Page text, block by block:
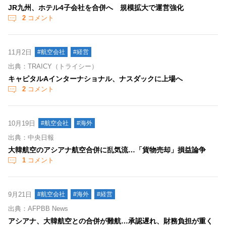
JR九州、ホテル4子会社を合併へ 規模拡大で運営強化
2 コメント
11月2日 #航空会社 #経営
出典：TRAICY（トライシー）
キャピタルAインターナショナル、ナスダックに上場へ
2 コメント
10月19日 #航空会社 #海外
出典：中央日報
大韓航空のアシアナ航空合併に乱気流…「貨物売却」損益論争
1 コメント
9月21日 #航空会社 #海外 #経営
出典：AFPBB News
アシアナ、大韓航空との合併が難航…承認遅れ、財務負担が重く